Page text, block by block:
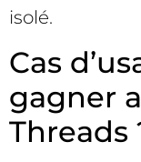
isolé.
Cas
gagner
Threads